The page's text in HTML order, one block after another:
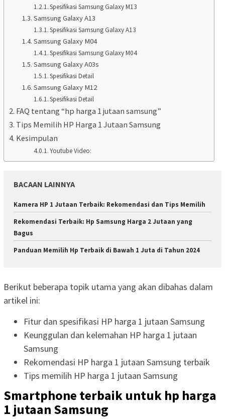
Spesifikasi Samsung Galaxy M13
Samsung Galaxy A13
Spesifikasi Samsung Galaxy A13
Samsung Galaxy M04
Spesifikasi Samsung Galaxy M04
Samsung Galaxy A03s
Spesifikasi Detail
Samsung Galaxy M12
Spesifikasi Detail
FAQ tentang “hp harga 1 jutaan samsung”
Tips Memilih HP Harga 1 Jutaan Samsung
Kesimpulan
Youtube Video:
BACAAN LAINNYA
Kamera HP 1 Jutaan Terbaik: Rekomendasi dan Tips Memilih
Rekomendasi Terbaik: Hp Samsung Harga 2 Jutaan yang
Bagus
Panduan Memilih Hp Terbaik di Bawah 1 Juta di Tahun 2024
Berikut beberapa topik utama yang akan dibahas dalam
artikel ini:
Fitur dan spesifikasi HP harga 1 jutaan Samsung
Keunggulan dan kelemahan HP harga 1 jutaan
Samsung
Rekomendasi HP harga 1 jutaan Samsung terbaik
Tips memilih HP harga 1 jutaan Samsung
Smartphone terbaik untuk hp harga
1 jutaan Samsung